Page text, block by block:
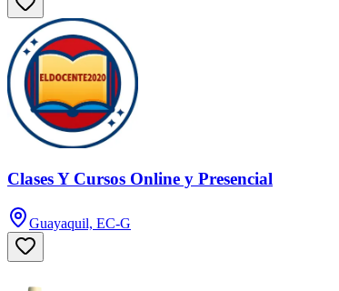
Clases Y Cursos Online y Presencial
Guayaquil, EC-G